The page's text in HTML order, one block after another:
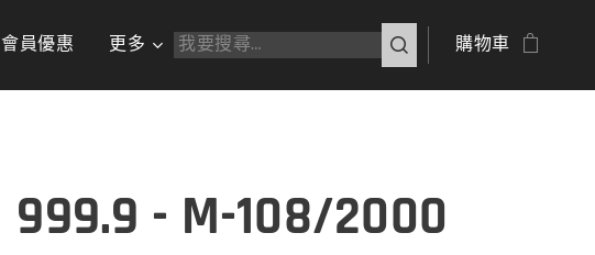
會員優惠 更多 購物車
999.9 - M-108/2000